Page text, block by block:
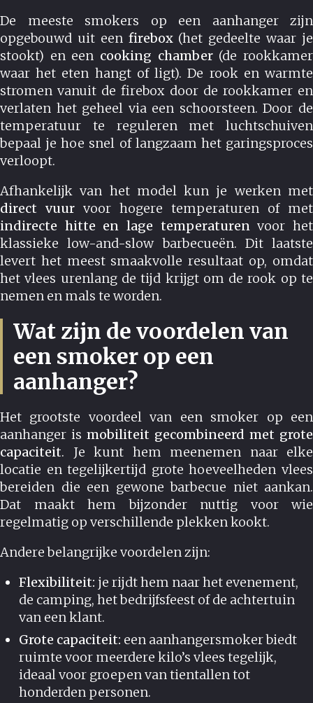
De meeste smokers op een aanhanger zijn
opgebouwd uit een firebox(het gedeelte waar je
stookt) en een cooking chamber(de rookkamer
waar het eten hangt of ligt). De rook en warmte
stromen vanuit de firebox door de rookkamer en
verlaten het geheel via een schoorsteen. Door de
temperatuur te reguleren met luchtschuiven
bepaal je hoe snel of langzaam het garingsproces
verloopt.
Afhankelijk van het model kun je werken met
direct vuur voor hogere temperaturen of met
indirecte hitte en lage temperaturenvoor het
klassieke low-and-slow barbecueën. Dit laatste
levert het meest smaakvolle resultaat op, omdat
het vlees urenlang de tijd krijgt om de rook op te
nemen en mals te worden.
Wat zijn de voordelen van
een smoker op een
aanhanger?
Het grootste voordeel van een smoker op een
aanhanger is mobiliteit gecombineerd met grote
capaciteit. Je kunt hem meenemen naar elke
locatie en tegelijkertijd grote hoeveelheden vlees
bereiden die een gewone barbecue niet aankan.
Dat maakt hem bijzonder nuttig voor wie
regelmatig op verschillende plekken kookt.
Andere belangrijke voordelen zijn:
Flexibiliteit: je rijdt hem naar het evenement,
de camping, het bedrijfsfeest of de achtertuin
van een klant.
Grote capaciteit: een aanhangersmoker biedt
ruimte voor meerdere kilo’s vlees tegelijk,
ideaal voor groepen van tientallen tot
honderden personen.